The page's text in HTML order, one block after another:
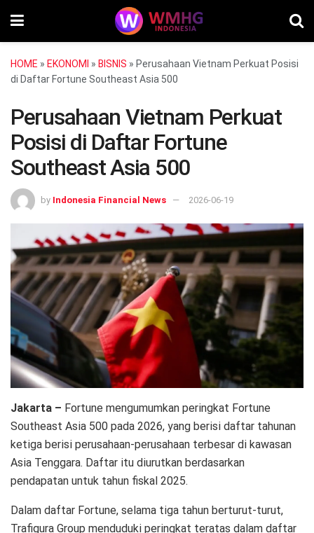
HOME » EKONOMI » BISNIS » Perusahaan Vietnam Perkuat Posisi
di Daftar Fortune Southeast Asia 500
Perusahaan Vietnam Perkuat
Posisi di Daftar Fortune
Southeast Asia 500
by Indonesia Financial News 2026-06-19
Jakarta – Fortune mengumumkan peringkat Fortune
Southeast Asia 500 pada 2026, yang berisi daftar tahunan
ketiga berisi perusahaan-perusahaan terbesar di kawasan
Asia Tenggara. Daftar itu diurutkan berdasarkan
pendapatan untuk tahun fiskal 2025.
Dalam daftar Fortune, selama tiga tahun berturut-turut,
Trafigura Group menduduki peringkat teratas dalam daftar